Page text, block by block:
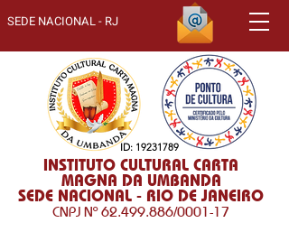
SEDE NACIONAL - RJ
INSTITUTO CULTURAL CARTA
MAGNA DA UMBANDA
SEDE NACIONAL - RIO DE JANEIRO
CNPJ Nº62.499.886/0001-17
ID: 19231789